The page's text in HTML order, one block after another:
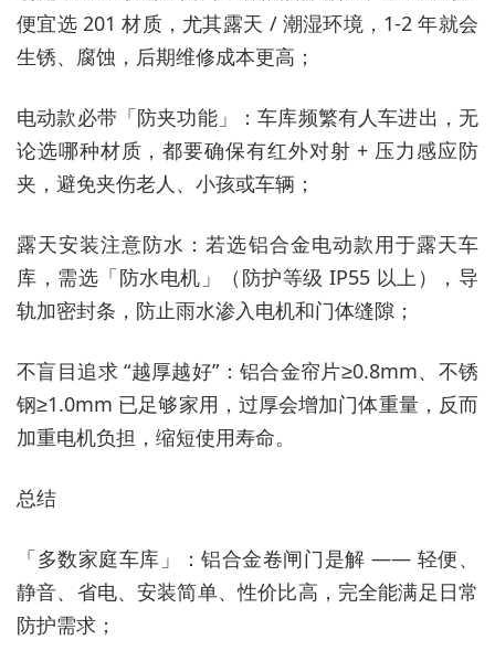
便宜选 201 材质，尤其露天 / 潮湿环境，1-2 年就会
生锈、腐蚀，后期维修成本更高；
电动款必带「防夹功能」：车库频繁有人车进出，无
论选哪种材质，都要确保有红外对射 + 压力感应防
夹，避免夹伤老人、小孩或车辆；
露天安装注意防水：若选铝合金电动款用于露天车
库，需选「防水电机」（防护等级 IP55 以上），导
轨加密封条，防止雨水渗入电机和门体缝隙；
不盲目追求 “越厚越好”：铝合金帘片≥0.8mm、不锈
钢≥1.0mm 已足够家用，过厚会增加门体重量，反而
加重电机负担，缩短使用寿命。
总结
「多数家庭车库」：铝合金卷闸门是解 —— 轻便、
静音、省电、安装简单、性价比高，完全能满足日常
防护需求；